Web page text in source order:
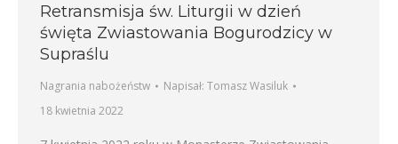
Retransmisja św. Liturgii w dzień
święta Zwiastowania Bogurodzicy w
Supraślu
Nagrania nabożeństw Napisał: Tomasz Wasiluk
18 kwietnia 2022